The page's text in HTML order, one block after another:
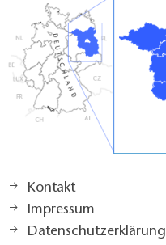
Kontakt
Impressum
Datenschutzerklärung